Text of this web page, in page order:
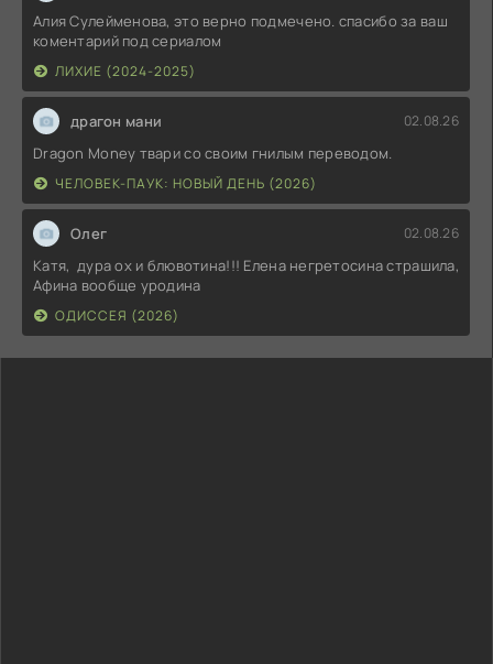
Алия Сулейменова, это верно подмечено. спасибо за ваш
коментарий под сериалом
ЛИХИЕ (2024-2025)
драгон мани 02.08.26
Dragon Money твари со своим гнилым переводом.
ЧЕЛОВЕК-ПАУК: НОВЫЙ ДЕНЬ (2026)
Олег 02.08.26
Катя, дура ох и блювотина!!! Елена негретосина страшила,
Афина вообще уродина
ОДИССЕЯ (2026)